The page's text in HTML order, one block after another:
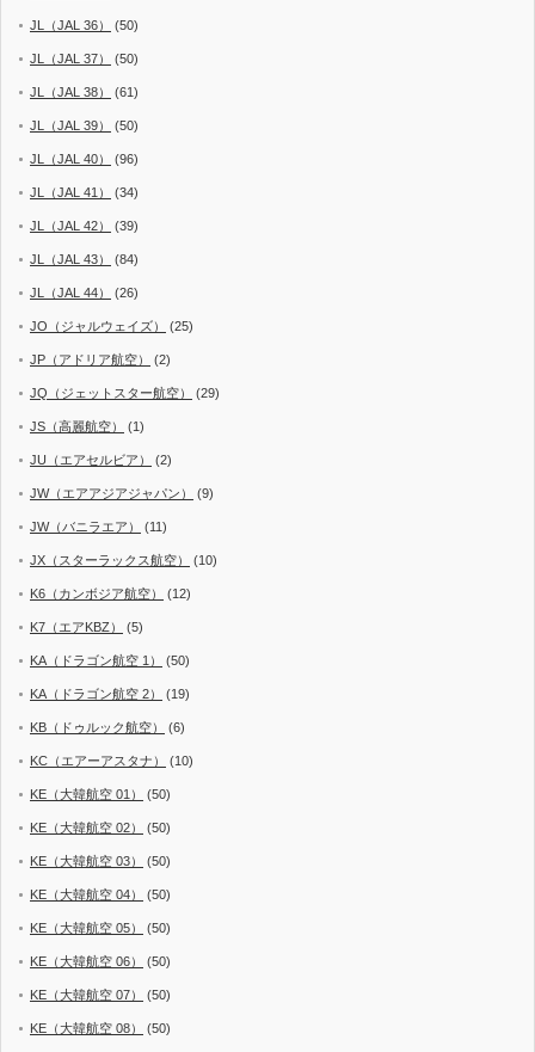
JL（JAL 36） (50)
JL（JAL 37） (50)
JL（JAL 38） (61)
JL（JAL 39） (50)
JL（JAL 40） (96)
JL（JAL 41） (34)
JL（JAL 42） (39)
JL（JAL 43） (84)
JL（JAL 44） (26)
JO（ジャルウェイズ） (25)
JP（アドリア航空） (2)
JQ（ジェットスター航空） (29)
JS（高麗航空） (1)
JU（エアセルビア） (2)
JW（エアアジアジャパン） (9)
JW（バニラエア） (11)
JX（スターラックス航空） (10)
K6（カンボジア航空） (12)
K7（エアKBZ） (5)
KA（ドラゴン航空 1） (50)
KA（ドラゴン航空 2） (19)
KB（ドゥルック航空） (6)
KC（エアーアスタナ） (10)
KE（大韓航空 01） (50)
KE（大韓航空 02） (50)
KE（大韓航空 03） (50)
KE（大韓航空 04） (50)
KE（大韓航空 05） (50)
KE（大韓航空 06） (50)
KE（大韓航空 07） (50)
KE（大韓航空 08） (50)